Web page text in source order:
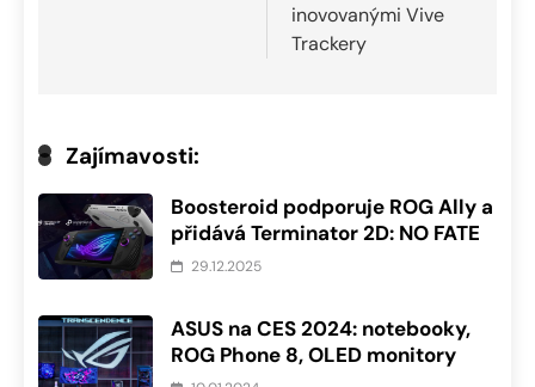
inovovanými Vive
Trackery
Zajímavosti:
Boosteroid podporuje ROG Ally a
přidává Terminator 2D: NO FATE
29.12.2025
ASUS na CES 2024: notebooky,
ROG Phone 8, OLED monitory